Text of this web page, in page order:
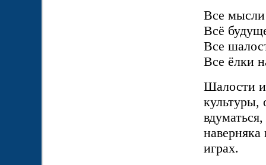
Все мысли
Всё
Все
Все ёлки
Шалости и
культуры,
играх.